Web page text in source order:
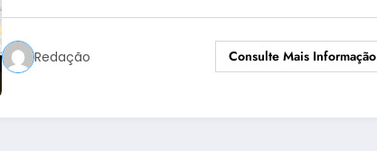
Redação Consulte Mais Informação